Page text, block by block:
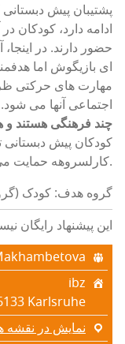
ادامه دارد، کودکان
حضور دارند. در
ای بازیگوش اما
مهارت های حرکتی
اجتماعی آنها می
چند فرهنگی هستند و
کودکان پیش
کارلسروهه حمایت می شوند.
گروه هدف: کودک
این پیشنهاد رایگان
ibz
Karlsruhe
نمایش در نقشه